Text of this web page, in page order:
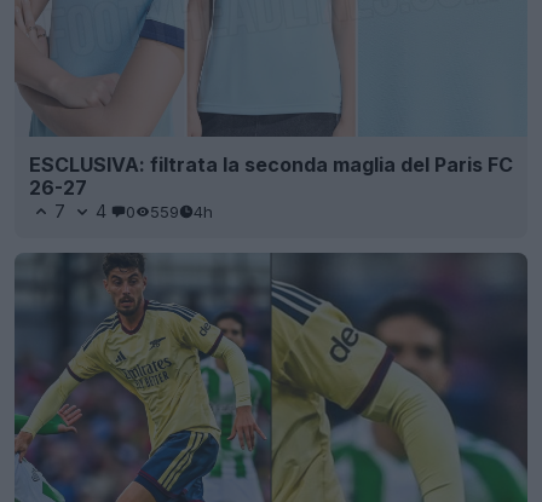
ESCLUSIVA: filtrata la seconda maglia del Paris FC
26-27
7 4 0 559 4h